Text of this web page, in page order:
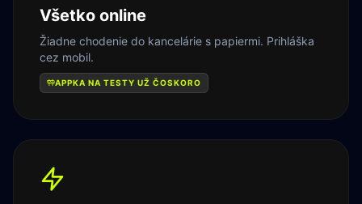
Všetko online
Žiadne chodenie do kancelárie s papiermi. Prihláška
cez mobil.
APPKA NA TESTY UŽ ČOSKORO